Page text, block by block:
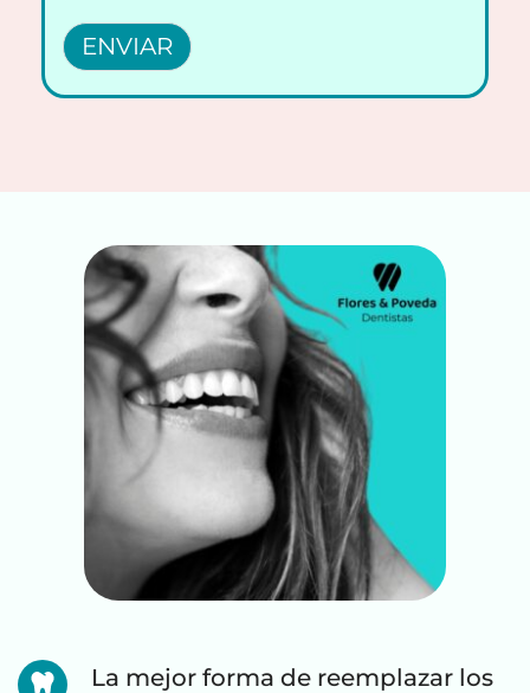
ENVIAR
La mejor forma de reemplazar los